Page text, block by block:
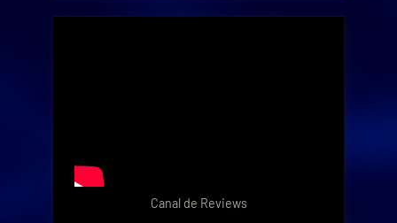
Canal de Reviews